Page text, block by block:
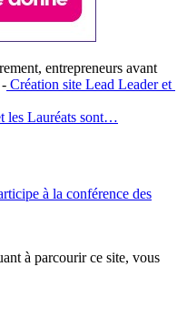
entrepreneurs avant
- ​Création site ​​Lead Leader​ et ​
les Lauréats sont…
à la conférence des
à parcourir ce site, vous